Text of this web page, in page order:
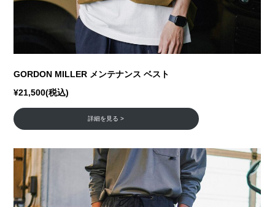
GORDON MILLER メンテナンス ベスト
¥21,500(税込)
詳細を見る >